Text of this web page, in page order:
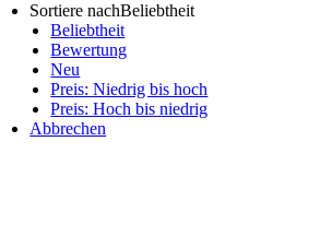
Sortiere nachBeliebtheit
Beliebtheit
Bewertung
Neu
Preis: Niedrig bis hoch
Preis: Hoch bis niedrig
Abbrechen